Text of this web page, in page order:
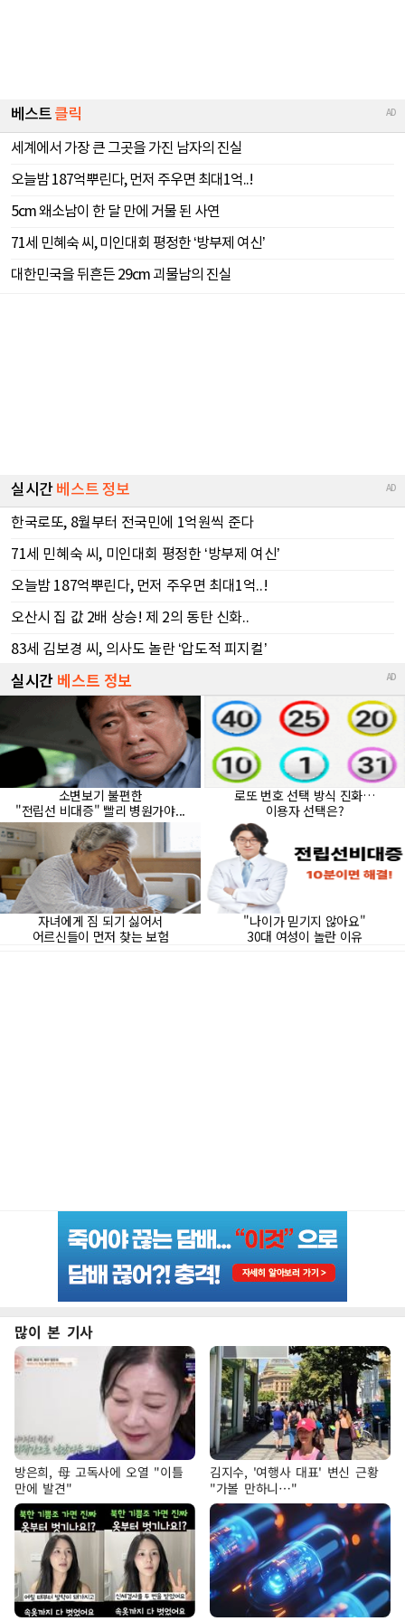
많이 본 기사
방은희, 母 고독사에 오열 "이틀
만에 발견"
김지수, '여행사 대표' 변신 근황
"가볼 만하니…"